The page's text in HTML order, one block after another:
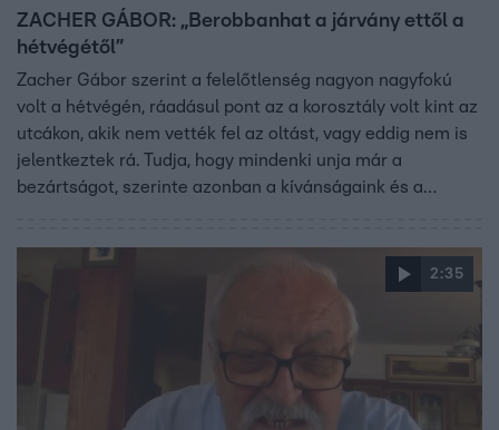
ZACHER GÁBOR: „Berobbanhat a járvány ettől a
hétvégétől”
Zacher Gábor szerint a felelőtlenség nagyon nagyfokú
volt a hétvégén, ráadásul pont az a korosztály volt kint az
utcákon, akik nem vették fel az oltást, vagy eddig nem is
jelentkeztek rá. Tudja, hogy mindenki unja már a
bezártságot, szerinte azonban a kívánságaink és a
2:35